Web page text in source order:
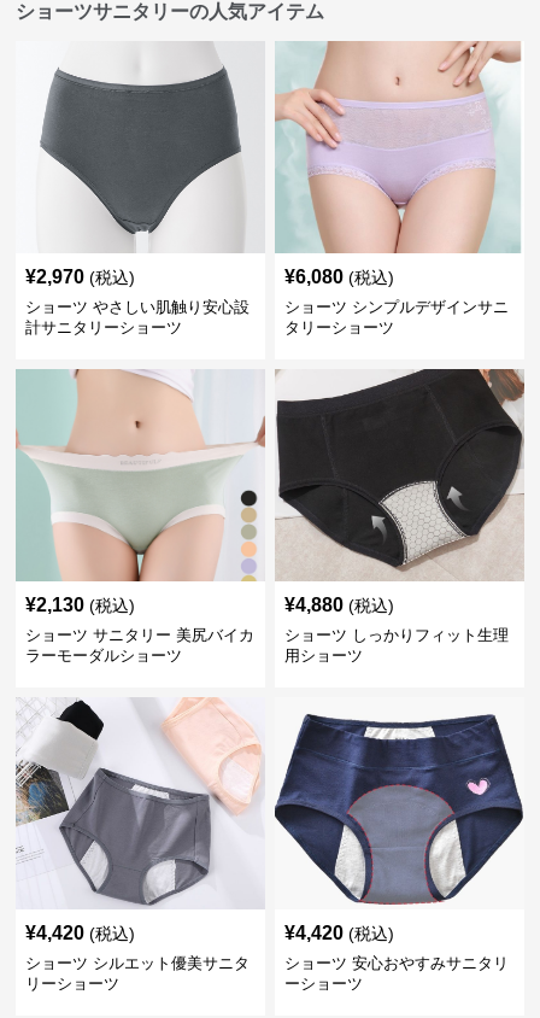
ショーツサニタリーの人気アイテム
¥2,970 (税込)
ショーツ やさしい肌触り安心設
計サニタリーショーツ
¥6,080 (税込)
ショーツ シンプルデザインサニ
タリーショーツ
¥2,130 (税込)
ショーツ サニタリー 美尻バイカ
ラーモーダルショーツ
¥4,880 (税込)
ショーツ しっかりフィット生理
用ショーツ
¥4,420 (税込)
ショーツ シルエット優美サニタ
リーショーツ
¥4,420 (税込)
ショーツ 安心おやすみサニタリ
ーショーツ